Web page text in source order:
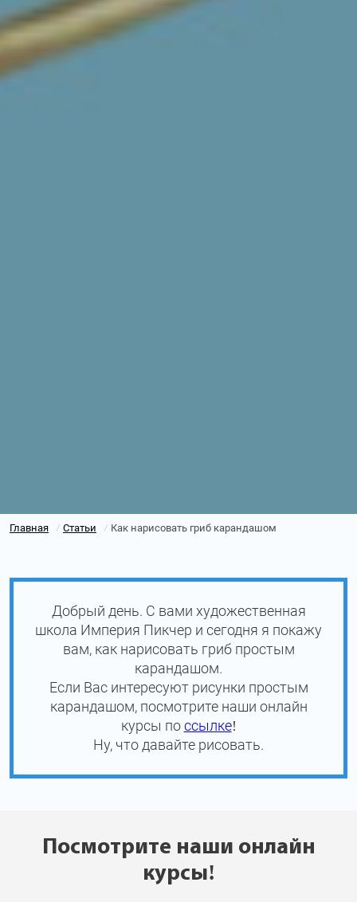
Главная / Статьи / Как нарисовать гриб карандашом
Добрый день. С вами художественная
школа Империя Пикчер и сегодня я покажу
вам, как нарисовать гриб простым
карандашом.
Если Вас интересуют рисунки простым
карандашом, посмотрите наши онлайн
курсы поссылке!
Ну, что давайте рисовать.
Посмотрите наши онлайн
курсы!